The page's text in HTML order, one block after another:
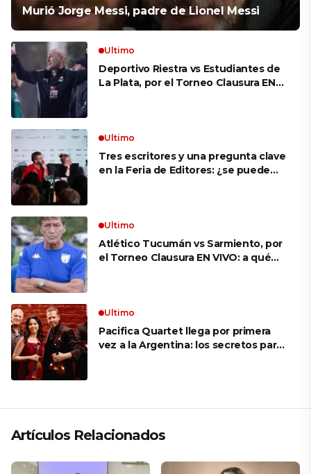
Murió Jorge Messi, padre de Lionel Messi
Ultimo
Deportivo Riestra vs Estudiantes de
La Plata, por el Torneo Clausura EN
Ultimo
Tres escritores y una pregunta clave
en la Feria de Editores: ¿se puede
Ultimo
Atlético Tucumán vs Sarmiento, por
el Torneo Clausura EN VIVO: a qué
Ultimo
Pacifica Quartet llega por primera
vez a la Argentina: los secretos para
Artículos Relacionados